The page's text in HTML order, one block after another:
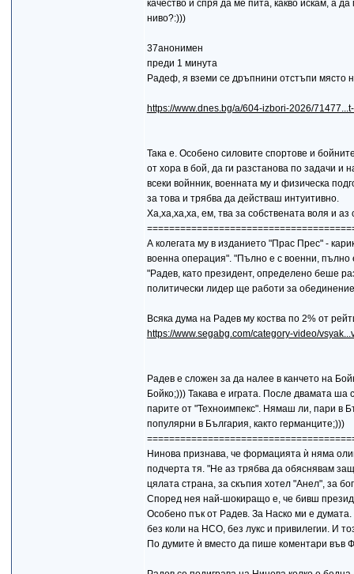
качество и спря да ме пита, какво искам, а
ниво?:)))
37анонимен
преди 1 минута
Радеф, я вземи се дръпнини отстъпи място
https://www.dnes.bg/a/604-izbori-2026/
Taка е. Особено силовите спортове и
от хора в бой, да ги разстанова по задачи
всеки войнник, военната му и физическа
за това и трябва да действаш интуитивно.
Ха,ха,ха,ха, ем, тва за собствената воля и
А колегата му в изданието "Прас Прес" -
военна операция". "Пълно е с военни, пълно
"Радев, като президент, определено беше
политически лидер ще работи за
Всяка дума на Радев му коства по 2% от
https://www.segabg.com/category-video/
Радев е сложен за да налее в канчето на
Бойко;))) Такава е играта. После двамата
парите от "Техноимпекс". Нямаш ли, пари в
популярни в България, както германците;)))
Нинова признава, че формацията ѝ няма
подчерта тя. "Не аз трябва да обяснявам
цялата страна, за скъпия хотел "Анел", за
Според нея най-шокиращо е, че бивш
Особено пък от Радев. За Наско ми е
без коли на НСО, без лукс и привилегии. И
По думите ѝ вместо да пише коментари във